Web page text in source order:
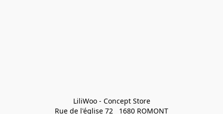
LiliWoo - Concept Store
Rue de l'église 72   1680 ROMONT